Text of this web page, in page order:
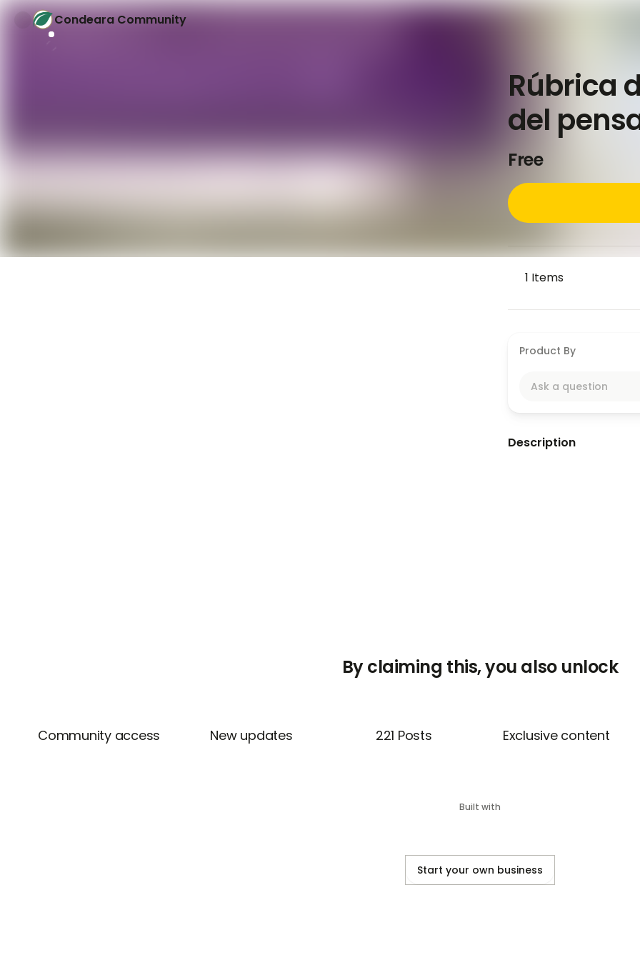
Condeara Community
Rúbrica
del
Free
1 Items
Product By
Ask a question
Description
By claiming this, you also unlock
Community access New updates 221 Posts Exclusive content
Built with
Start your own business